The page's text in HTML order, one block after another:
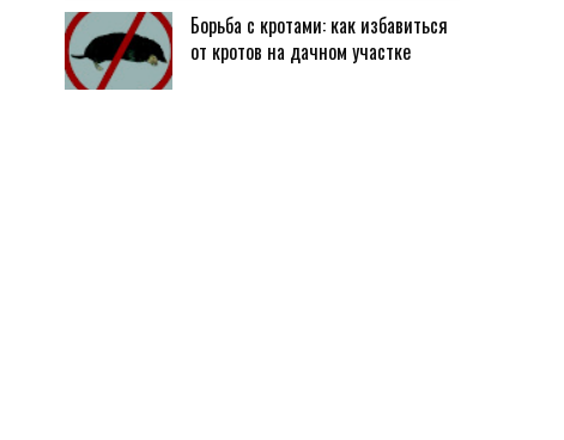
Борьба с кротами: как избавиться
от кротов на дачном участке